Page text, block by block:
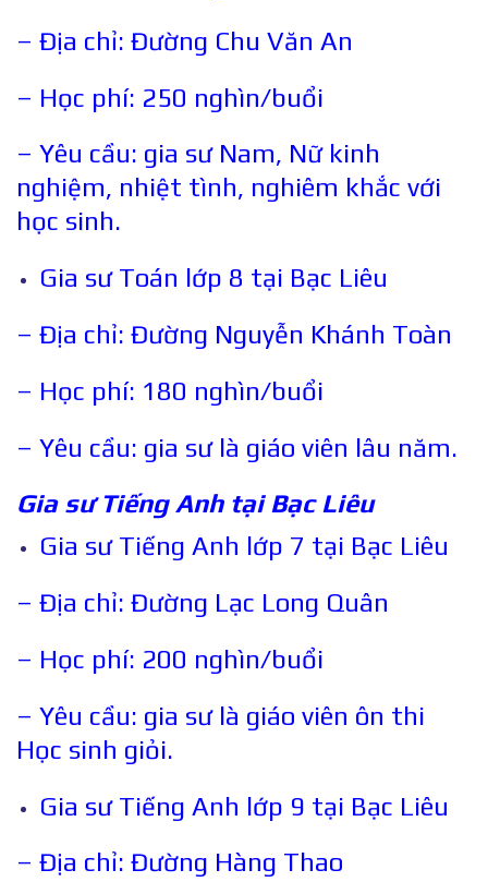
– Địa chỉ: Đường Chu Văn An
– Học phí: 250 nghìn/buổi
– Yêu cầu: gia sư Nam, Nữ kinh
nghiệm, nhiệt tình, nghiêm khắc với
học sinh.
Gia sư Toán lớp 8 tại Bạc Liêu
– Địa chỉ: Đường Nguyễn Khánh Toàn
– Học phí: 180 nghìn/buổi
– Yêu cầu: gia sư là giáo viên lâu năm.
Gia sư Tiếng Anh tại Bạc Liêu
Gia sư Tiếng Anh lớp 7 tại Bạc Liêu
– Địa chỉ: Đường Lạc Long Quân
– Học phí: 200 nghìn/buổi
– Yêu cầu: gia sư là giáo viên ôn thi
Học sinh giỏi.
Gia sư Tiếng Anh lớp 9 tại Bạc Liêu
– Địa chỉ: Đường Hàng Thao